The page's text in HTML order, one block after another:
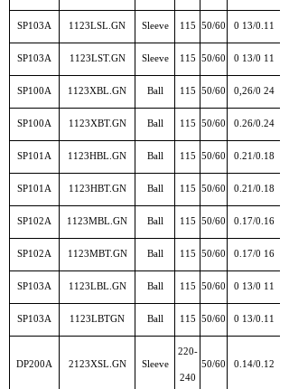
SP103A 1123LSL.GN Sleeve 115 50/60 0 13/0.11
SP103A 1123LST.GN Sleeve 115 50/60 0 13/0 11
SP100A 1123XBL.GN Ball 115 50/60 0,26/0 24
SP100A 1123XBT.GN Ball 115 50/60 0.26/0.24
SP101A 1123HBL.GN Ball 115 50/60 0.21/0.18
SP101A 1123HBT.GN Ball 115 50/60 0.21/0.18
SP102A 1123MBL.GN Ball 115 50/60 0.17/0.16
SP102A 1123MBT.GN Ball 115 50/60 0.17/0 16
SP103A 1123LBL.GN Ball 115 50/60 0 13/0 11
SP103A 1123LBTGN Ball 115 50/60 0 13/0.11
DP200A 2123XSL.GN Sleeve
220-
240
50/60 0.14/0.12